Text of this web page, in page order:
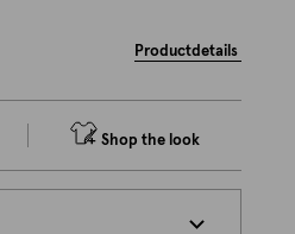
Productdetails
Shop the look